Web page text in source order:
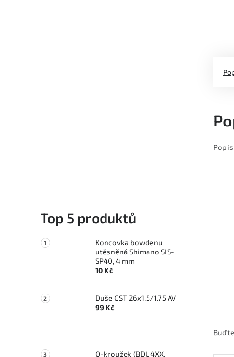
Top 5 produktů
Koncovka bowdenu
utěsněná Shimano SIS-
SP40, 4 mm
10 Kč
Duše CST 26x1.5/1.75 AV
99 Kč
O-kroužek (BDU4XX,